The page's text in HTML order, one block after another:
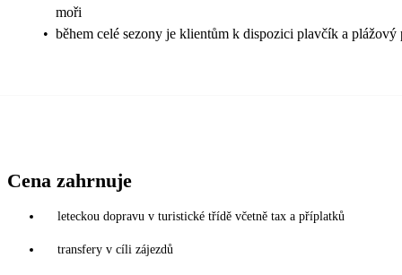
moři
• během celé sezony je klientům k dispozici plavčík a plážový
Cena zahrnuje
leteckou dopravu v turistické třídě včetně tax a příplatků
transfery v cíli zájezdů